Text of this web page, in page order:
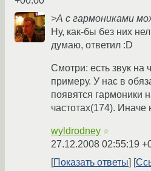
>А с гармониками
Ну, как-бы без них
думаю, ответил :D
Смотри: есть звук на
примеру. У нас в
появятся гармоники
частотах(174). Иначе
wyldrodney ☆
27.12.2008 02:55:19
Показать ответы